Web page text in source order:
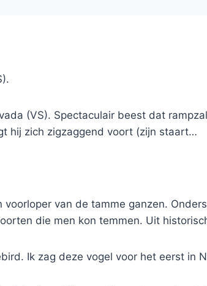
(VS). Spectaculair beest dat
hij zich zigzaggend voort (zijn staart…
van de tamme ganzen.
die men kon temmen. Uit
Ik zag deze vogel voor het eerst in